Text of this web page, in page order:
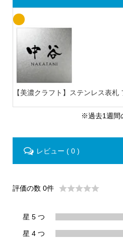
【美濃クラフト】ステンレス表
※過去1週間
レビュー ( 0 )
評価の数 0件
星 5 つ
星 4 つ